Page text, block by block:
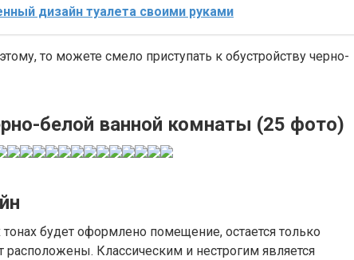
дизайн туалета своими руками
то можете смело приступать к обустройству черно-
белой ванной комнаты (25 фото)
будет оформлено помещение, остается только
расположены. Классическим и нестрогим является